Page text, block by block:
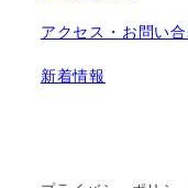
アクセス・お問い
新着情報